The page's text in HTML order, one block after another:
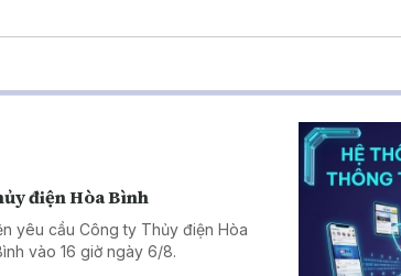
điện Hòa Bình
yêu cầu Công ty Thủy điện Hòa
vào 16 giờ ngày 6/8.